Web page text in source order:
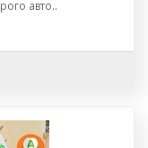
авто..